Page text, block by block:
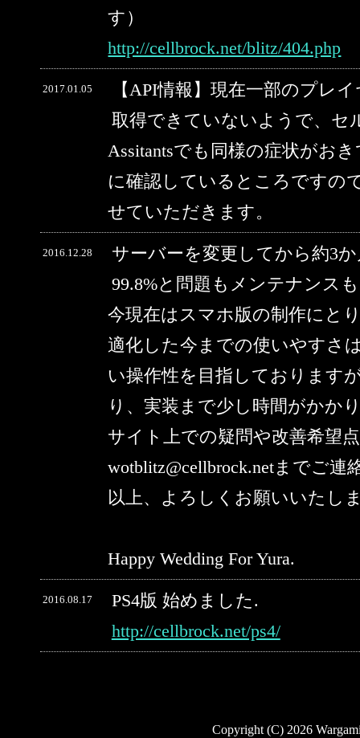
す）
http://cellbrock.net/blitz/404.php
2017.01.05
【API情報】現在一部のプレ
取得できていないようで、セ
Assitantsでも同様の症状がお
に確認しているところですの
せていただきます。
2016.12.28
サーバーを変更してから約3
99.8%と問題もメンテナンス
今現在はスマホ版の制作にと
適化した今までの使いやすさ
い操作性を目指しております
り、実装まで少し時間がかか
サイト上での疑問や改善希望
wotblitz@cellbrock.netまでご連
以上、よろしくお願いいたし
Happy Wedding For Yura.
2016.08.17
PS4版 始めました.
http://cellbrock.net/ps4/
Copyright (C) 2026